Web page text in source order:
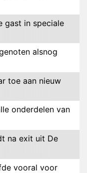
gast in speciale
alsnog
toe aan nieuw
onderdelen van
na exit uit De
vooral voor